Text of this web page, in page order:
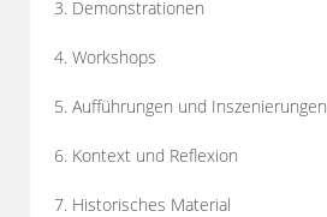
3. Demonstrationen
4. Workshops
5. Aufführungen und Inszenierungen
6. Kontext und Reflexion
7. Historisches Material